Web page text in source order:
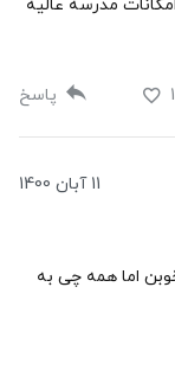
مدرسه عالیه
1 پاسخ
11 آبان 1400
اما همه چی به